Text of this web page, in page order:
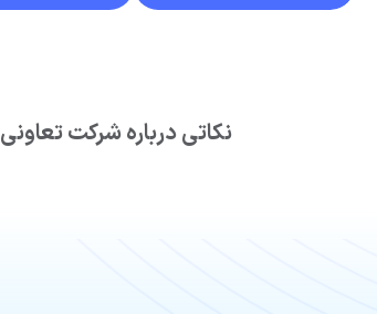
نکاتی درباره شرکت تعاونی 17 پیک صبا گلپایگان